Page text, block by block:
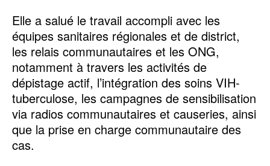
Elle a salué le travail accompli avec les
équipes sanitaires régionales et de district,
les relais communautaires et les ONG,
notamment à travers les activités de
dépistage actif, l’intégration des soins VIH-
tuberculose, les campagnes de sensibilisation
via radios communautaires et causeries, ainsi
que la prise en charge communautaire des
cas.